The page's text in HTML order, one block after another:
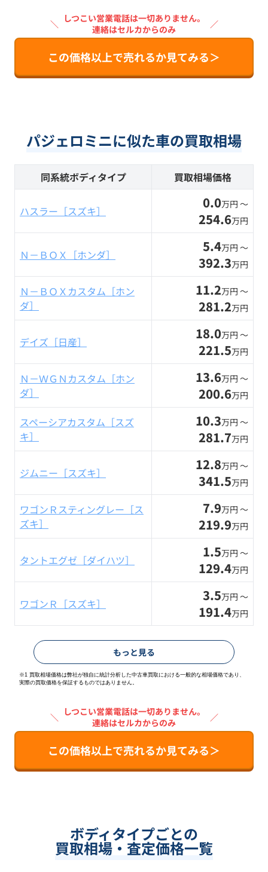
＼ しつこい営業電話は一切ありません。
連絡はセルカからのみ
／
この価格以上で売れるか見てみる＞
パジェロミニに似た車の買取相場
同系統ボディタイプ 買取相場価格
ハスラー［スズキ］ 0.0万円 〜
254.6万円
Ｎ－ＢＯＸ［ホンダ］ 5.4万円 〜
392.3万円
Ｎ－ＢＯＸカスタム［ホン
ダ］
11.2万円 〜
281.2万円
デイズ［日産］ 18.0万円 〜
221.5万円
Ｎ－ＷＧＮカスタム［ホン
ダ］
13.6万円 〜
200.6万円
スペーシアカスタム［スズ
キ］
10.3万円 〜
281.7万円
ジムニー［スズキ］ 12.8万円 〜
341.5万円
ワゴンＲスティングレー［ス
ズキ］
7.9万円 〜
219.9万円
タントエグゼ［ダイハツ］ 1.5万円 〜
129.4万円
ワゴンＲ［スズキ］ 3.5万円 〜
191.4万円
もっと見る
※1 買取相場価格は弊社が独自に統計分析した中古車買取における一般的な相場価格であり、
実際の買取価格を保証するものではありません。
＼ しつこい営業電話は一切ありません。
連絡はセルカからのみ
／
この価格以上で売れるか見てみる＞
ボディタイプごとの
買取相場・査定価格一覧